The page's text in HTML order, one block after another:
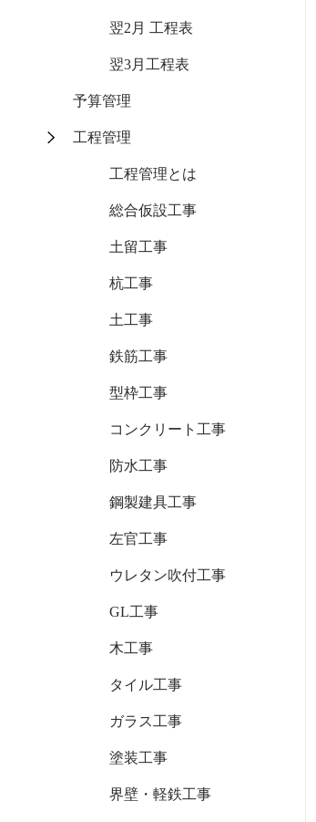
翌2月 工程表
翌3月工程表
予算管理
工程管理
工程管理とは
総合仮設工事
土留工事
杭工事
土工事
鉄筋工事
型枠工事
コンクリート工事
防水工事
鋼製建具工事
左官工事
ウレタン吹付工事
GL工事
木工事
タイル工事
ガラス工事
塗装工事
界壁・軽鉄工事